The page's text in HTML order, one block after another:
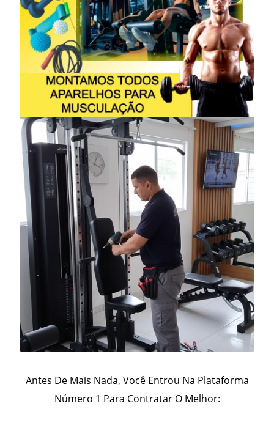
Antes De Mais Nada, Você Entrou Na Plataforma
Número 1 Para Contratar O Melhor: